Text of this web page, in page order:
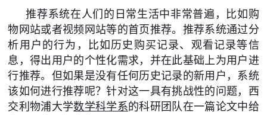
关于我们
推荐系统在人们的日常生活中非常普遍，比如购
物网站或者视频网站等的首页推荐。推荐系统通过分
析用户的行为，比如历史购买记录、观看记录等信
息，得出用户的个性化需求，并在此基础上为用户进
行推荐。但如果是没有任何历史记录的新用户，系统
该如何进行推荐呢？针对这一具有挑战性的问题，西
交利物浦大学数学科学系的科研团队在一篇论文中给